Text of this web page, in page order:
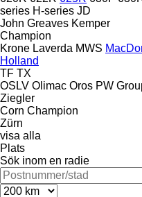
series H-series JD
John Greaves Kemper
Champion
Krone Laverda MWS
Holland
TF TX
OSLV Olimac Oros PW
Ziegler
Corn Champion
Zürn
visa alla
Plats
Sök inom en radie